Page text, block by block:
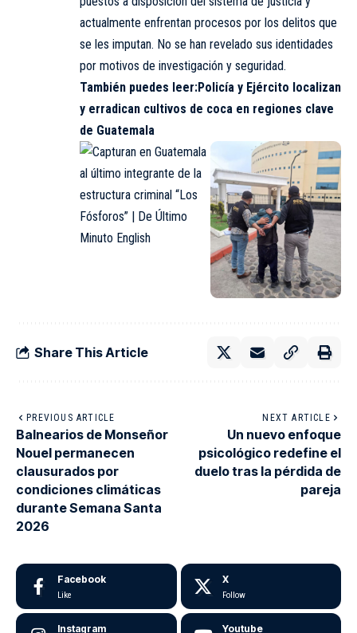
actualmente enfrentan procesos por los delitos que
se les imputan. No se han revelado sus identidades
por motivos de investigación y seguridad.
También puedes leer:Policía y Ejército localizan
y erradican cultivos de coca en regiones clave
de Guatemala
Share This Article
PREVIOUS ARTICLE
Balnearios de Monseñor
Nouel permanecen
clausurados por
condiciones climáticas
durante Semana Santa
2026
NEXT ARTICLE
Un nuevo enfoque
psicológico redefine el
duelo tras la pérdida de
pareja
Facebook
Like
X
Follow
Instagram Youtube